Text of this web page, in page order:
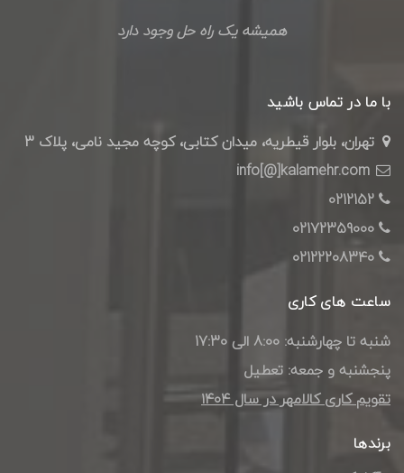
همیشه یک راه حل وجود دارد
با ما در تماس باشید
تهران، بلوار قیطریه، میدان کتابی، کوچه مجید نامی، پلاک 3
0212152
02172359000
02122208340
ساعت های کاری
شنبه تا چهارشنبه: 8:00 الی 17:30
پنجشنبه و جمعه: تعطیل
تقویم کاری کالامهر در سال ۱۴۰4
برندها